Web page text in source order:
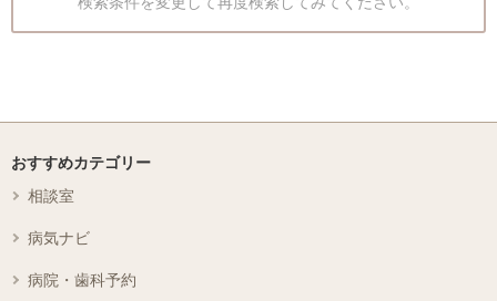
おすすめカテゴリー
相談室
病気ナビ
病院・歯科予約